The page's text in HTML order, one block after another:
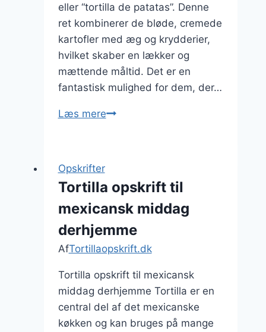
eller “tortilla de patatas”. Denne
ret kombinerer de bløde, cremede
kartofler med æg og krydderier,
hvilket skaber en lækker og
mættende måltid. Det er en
fantastisk mulighed for dem, der…
Læs mereTortilla
krydderi
Opskrifter
Tortilla opskrift til
mexicansk middag
derhjemme
AfTortillaopskrift.dk
Tortilla opskrift til mexicansk
middag derhjemme Tortilla er en
central del af det mexicanske
køkken og kan bruges på mange